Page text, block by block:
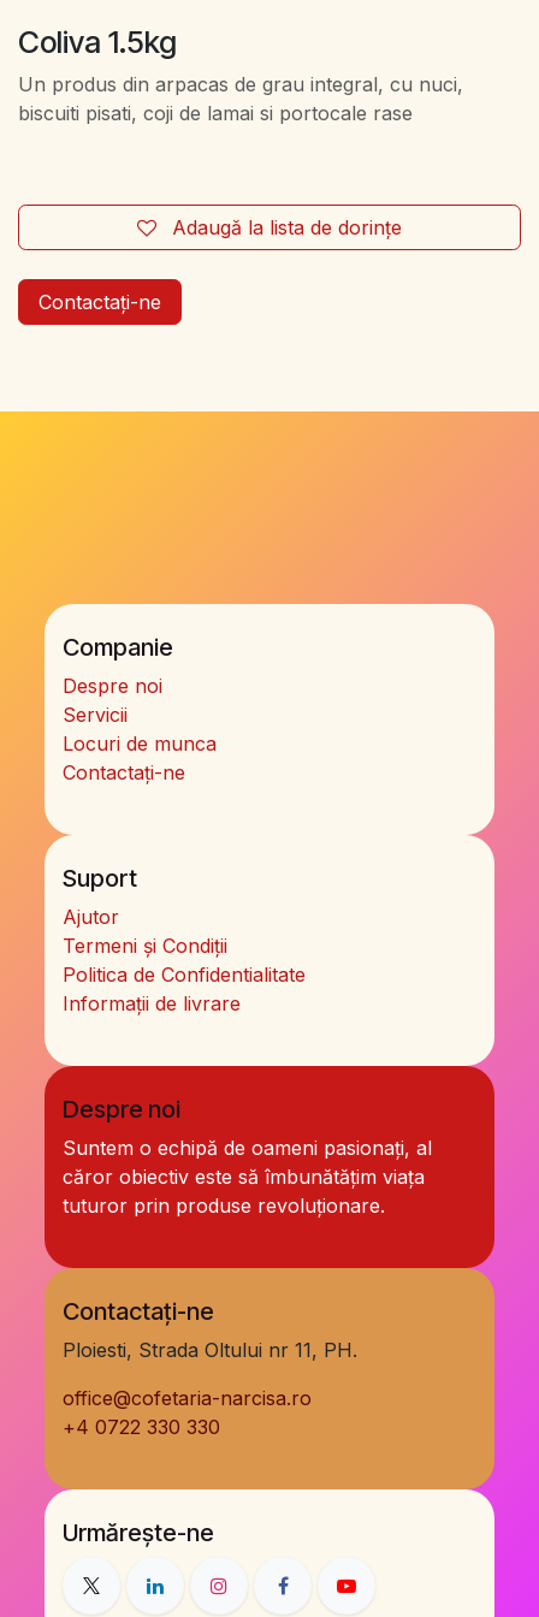
Coliva 1.5kg
Un produs din arpacas de grau integral, cu nuci,
biscuiti pisati, coji de lamai si portocale rase
Adaugă la lista de dorințe
Contactați-ne
Companie
Despre noi
Servicii
Locuri de munca
Contactați-ne
Suport
Ajutor
Termeni și Condiții
Politica de Confidentialitate
Informații de livrare
Despre noi
Suntem o echipă de oameni pasionați, al
căror obiectiv este să îmbunătățim viața
tuturor prin produse revoluționare.
Contactați-ne
Ploiesti, Strada Oltului nr 11, PH.
office@cofetaria-narcisa.ro
+4 0722 330 330
Urmărește-ne